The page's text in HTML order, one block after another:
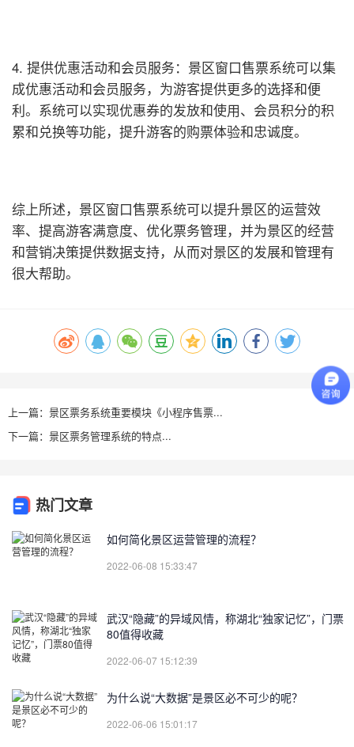
4. 提供优惠活动和会员服务：景区窗口售票系统可以集
成优惠活动和会员服务，为游客提供更多的选择和便
利。系统可以实现优惠券的发放和使用、会员积分的积
累和兑换等功能，提升游客的购票体验和忠诚度。
综上所述，景区窗口售票系统可以提升景区的运营效
率、提高游客满意度、优化票务管理，并为景区的经营
和营销决策提供数据支持，从而对景区的发展和管理有
很大帮助。
上一篇：景区票务系统重要模块《小程序售票...
下一篇：景区票务管理系统的特点...
热门文章
如何简化景区运营管理的流程？
2022-06-08 15:33:47
武汉“隐藏”的异域风情，称湖北“独家记忆”，门票
80值得收藏
2022-06-07 15:12:39
为什么说“大数据”是景区必不可少的呢？
2022-06-06 15:01:17